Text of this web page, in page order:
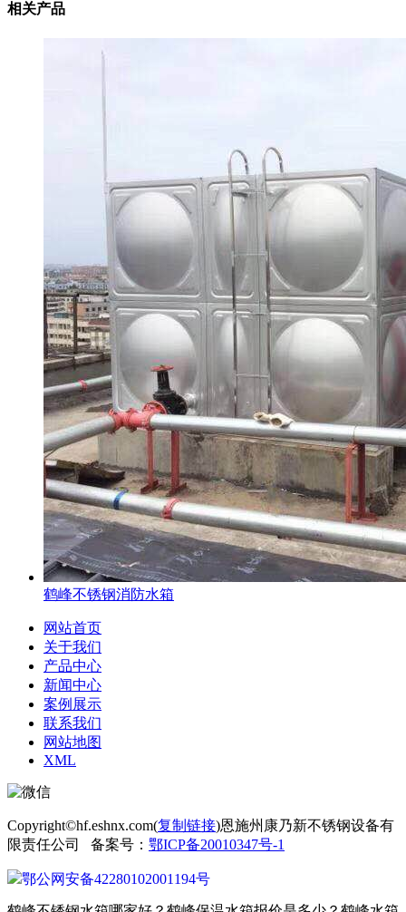
相关产品
鹤峰不锈钢消防水箱
网站首页
关于我们
产品中心
新闻中心
案例展示
联系我们
网站地图
XML
Copyright©hf.eshnx.com(复制链接)恩施州康乃新不锈钢设备有
限责任公司 备案号： 鄂ICP备20010347号-1
鄂公网安备42280102001194号